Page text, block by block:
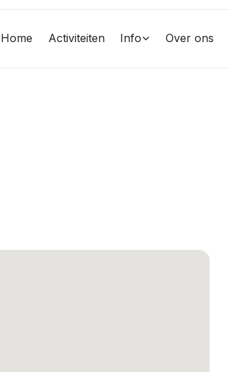
Home Activiteiten Info Over ons